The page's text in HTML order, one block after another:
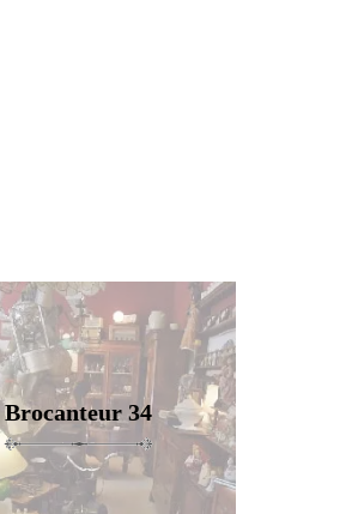
Brocanteur 34